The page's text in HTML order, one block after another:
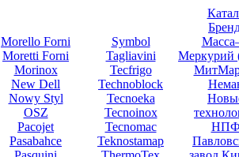
Morello Forni
Moretti Forni
Morinox
New Dell
Nowy Styl
OSZ
Pacojet
Pasabahce
Symbol
Tagliavini
Tecfrigo
Technoblock
Tecnoeka
Tecnoinox
Tecnomac
Teknostamap
НПФ